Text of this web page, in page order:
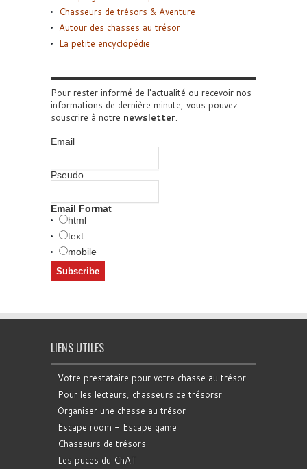
Chasseurs de trésors & Aventure
Autour des chasses au trésor
La petite encyclopédie
Pour rester informé de l'actualité ou recevoir nos
informations de dernière minute, vous pouvez
souscrire à notre newsletter.
Email
Pseudo
Email Format
html
text
mobile
LIENS UTILES
Votre prestataire pour votre chasse au trésor
Pour les lecteurs, chasseurs de trésorsr
Organiser une chasse au trésor
Escape room - Escape game
Chasseurs de trésors
Les puces du ChAT